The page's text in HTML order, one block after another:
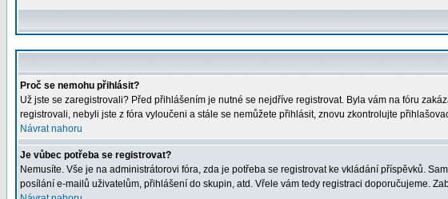
Proč se nemohu přihlásit?
Už jste se zaregistrovali? Před přihlášením je nutné se nejdříve registrovat. Byla vám na fóru
registrovali, nebyli jste z fóra vyloučeni a stále se nemůžete přihlásit, znovu zkontrolujte
Návrat nahoru
Je vůbec potřeba se registrovat?
Nemusíte. Vše je na administrátorovi fóra, zda je potřeba se registrovat ke vkládání příspěvků.
posílání e-mailů uživatelům, přihlášení do skupin, atd. Vřele vám tedy registraci doporučujeme.